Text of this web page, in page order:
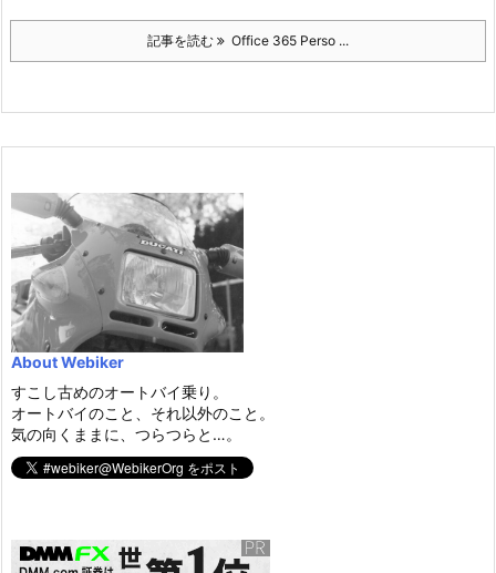
記事を読む Office 365 Perso ...
About Webiker
すこし古めのオートバイ乗り。
オートバイのこと、それ以外のこと。
気の向くままに、つらつらと…。